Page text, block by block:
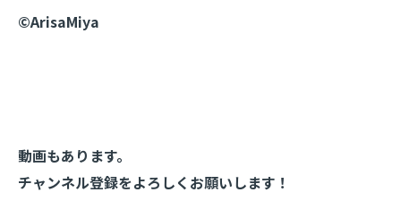
©️ArisaMiya
動画もあります。
チャンネル登録をよろしくお願いします！